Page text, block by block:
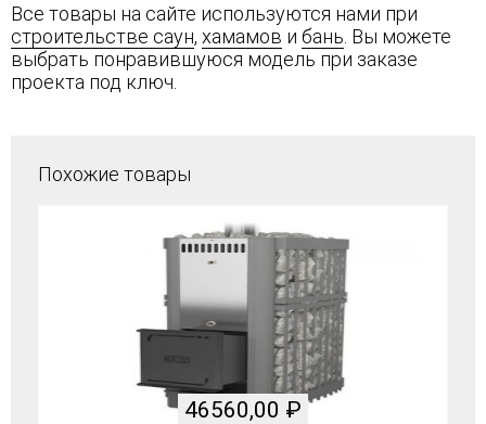
Все товары на сайте используются нами при
строительстве саун, хамамов и бань . Вы можете
выбрать понравившуюся модель при заказе
проекта под ключ.
Похожие товары
46560,00 ₽